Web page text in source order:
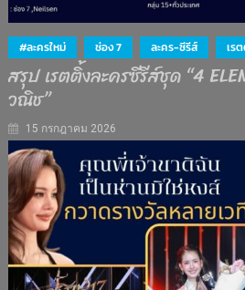
#ละครใหม่ ช่อง 7 ละคร-ซีรีส์ เร
สรุป เรตติ้งละครซีรีส์ชุด “4
วณิช”
15 กรกฎาคม 2026